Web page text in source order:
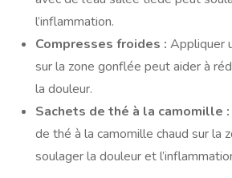
l’inflammation.
Compresses froides : Appliquer
sur la zone gonflée peut aider à
la douleur.
Sachets de thé à la camomille :
de thé à la camomille chaud sur la
soulager la douleur et